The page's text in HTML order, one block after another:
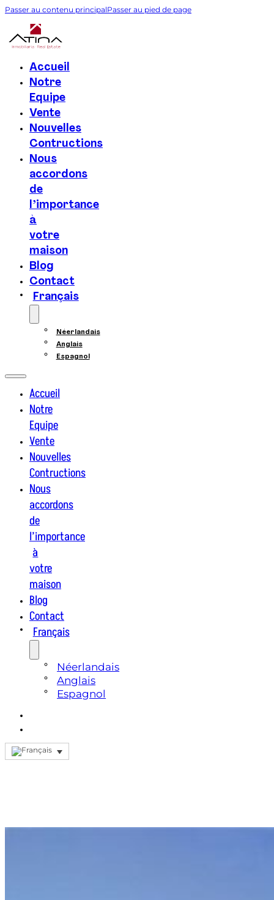
Passer au contenu principalPasser au pied de page
Accueil
Notre
Equipe
Vente
Nouvelles
Contructions
Nous
accordons
de
l’importance
à
votre
maison
Blog
Contact
Français
Néerlandais
Anglais
Espagnol
Accueil
Notre
Equipe
Vente
Nouvelles
Contructions
Nous
accordons
de
l’importance
à
votre
maison
Blog
Contact
Français
Néerlandais
Anglais
Espagnol